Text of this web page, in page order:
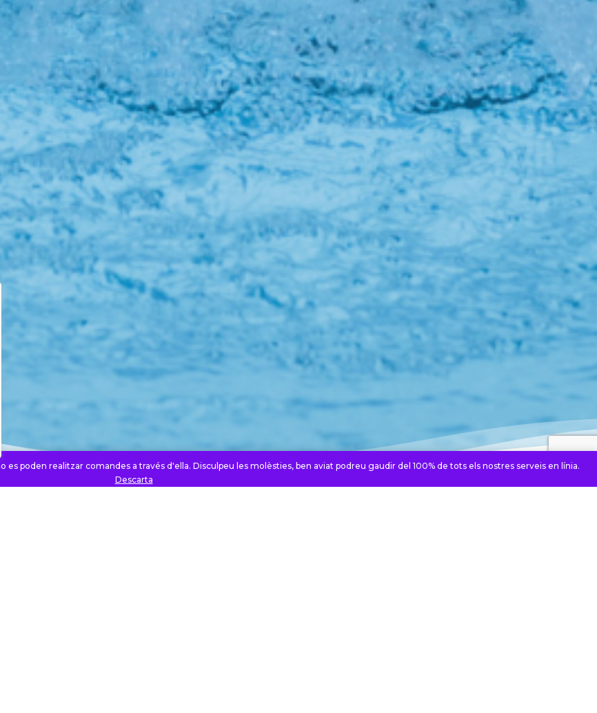
poden realitzar comandes a través d'ella. Disculpeu les molèsties, ben aviat podreu gaudir del 100% de tots els nostres serveis en línia.
Descarta